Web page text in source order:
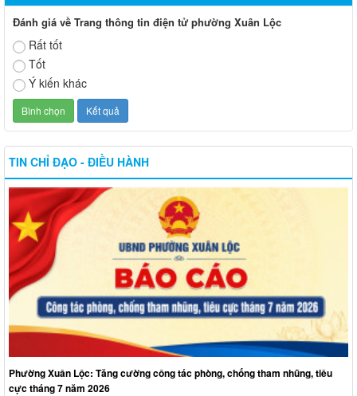
Đánh giá về Trang thông tin điện tử phường Xuân Lộc
Rất tốt
Tốt
Ý kiến khác
TIN CHỈ ĐẠO - ĐIỀU HÀNH
Phường Xuân Lộc: Tăng cường công tác phòng, chống tham nhũng, tiêu
cực tháng 7 năm 2026